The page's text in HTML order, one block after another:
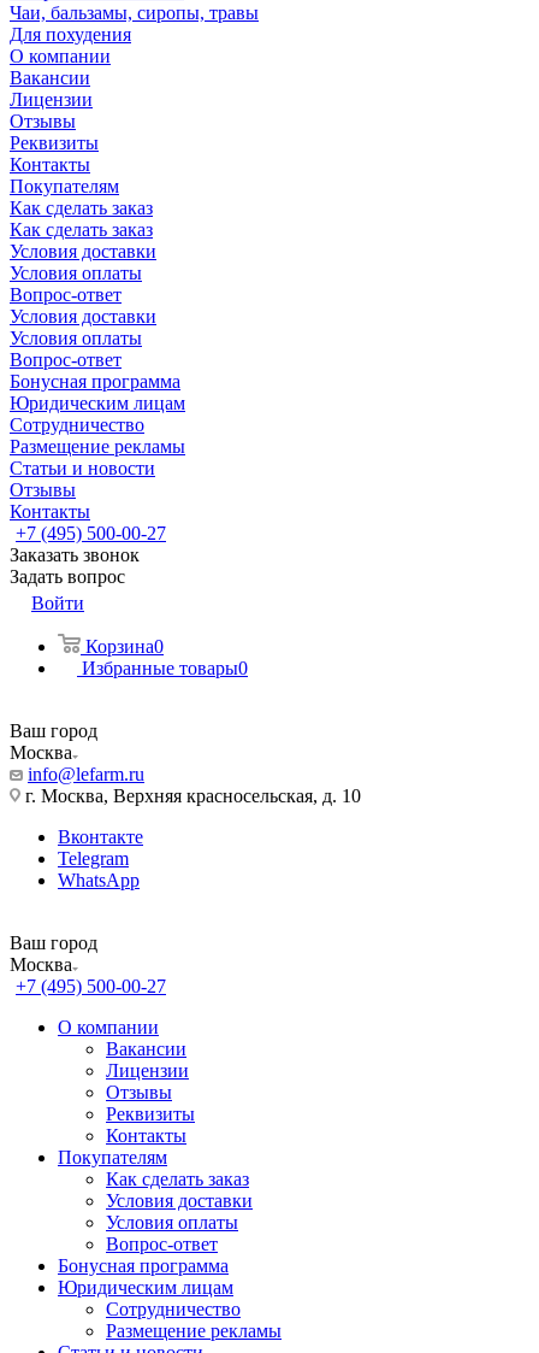
Чаи, бальзамы, сиропы, травы
Для похудения
О компании
Вакансии
Лицензии
Отзывы
Реквизиты
Контакты
Покупателям
Как сделать заказ
Как сделать заказ
Условия доставки
Условия оплаты
Вопрос-ответ
Условия доставки
Условия оплаты
Вопрос-ответ
Бонусная программа
Юридическим лицам
Сотрудничество
Размещение рекламы
Статьи и новости
Отзывы
Контакты
+7 (495) 500-00-27
Заказать звонок
Задать вопрос
Войти
Корзина0
Избранные товары0
Ваш город
Москва
info@lefarm.ru
г. Москва, Верхняя красносельская, д. 10
Вконтакте
Telegram
WhatsApp
Ваш город
Москва
+7 (495) 500-00-27
О компании
Вакансии
Лицензии
Отзывы
Реквизиты
Контакты
Покупателям
Как сделать заказ
Условия доставки
Условия оплаты
Вопрос-ответ
Бонусная программа
Юридическим лицам
Сотрудничество
Размещение рекламы